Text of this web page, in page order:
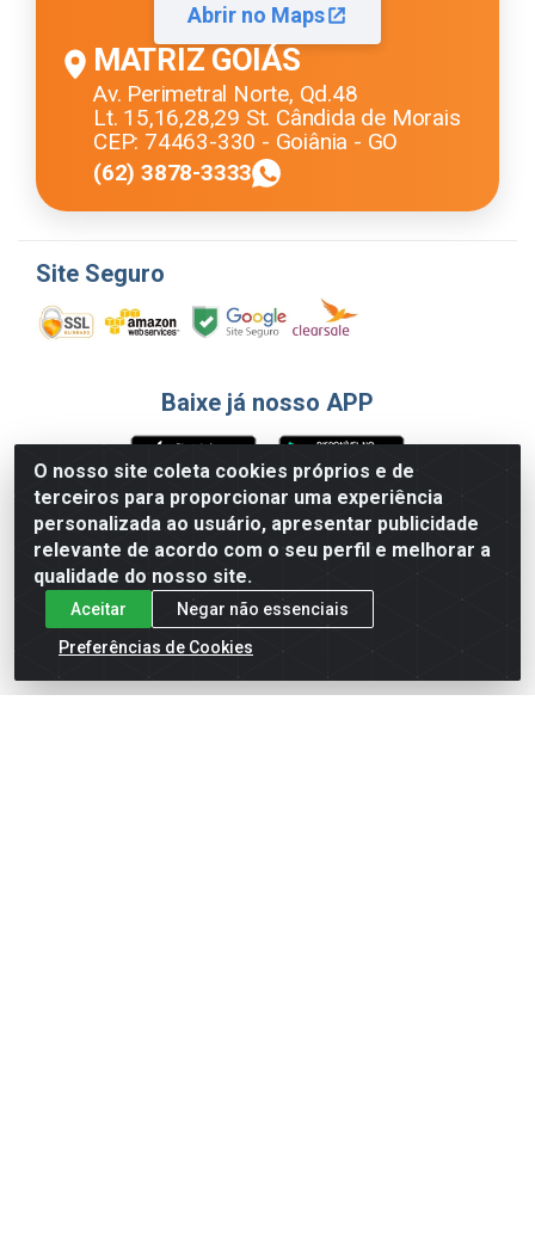
O nosso site coleta cookies próprios e de
terceiros para proporcionar uma experiência
personalizada ao usuário, apresentar publicidade
relevante de acordo com o seu perfil e melhorar a
qualidade do nosso site.
Aceitar
Negar não essenciais
Preferências de Cookies
Abrir no Maps
MATRIZ GOIÁS
Av. Perimetral Norte, Qd.48
Lt. 15,16,28,29 St. Cândida de Morais
CEP: 74463-330 - Goiânia - GO
(62) 3878-3333
Site Seguro
Baixe já nosso APP
Formas de Pagamento